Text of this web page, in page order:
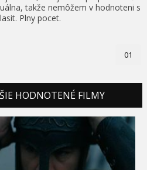
takže nemôžem v hodnoteni s
Plny pocet.
01
HODNOTENÉ FILMY